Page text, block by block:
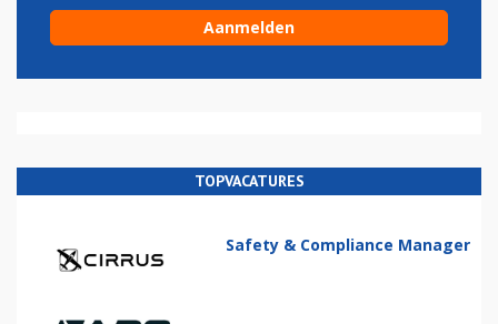
TOPVACATURES
Safety & Compliance Manager